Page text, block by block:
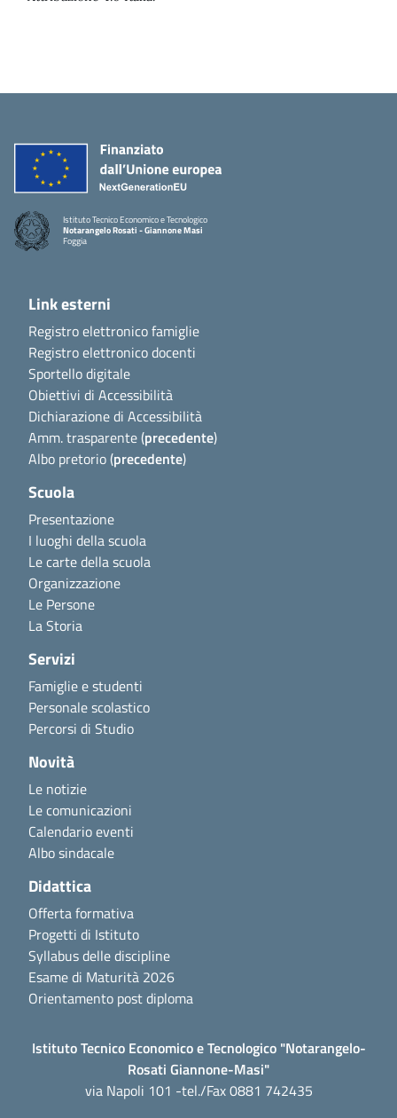
Istituto Tecnico Economico e Tecnologico
Notarangelo Rosati - Giannone Masi
Foggia
Link esterni
Registro elettronico famiglie
Registro elettronico docenti
Sportello digitale
Obiettivi di Accessibilità
Dichiarazione di Accessibilità
Amm. trasparente (precedente)
Albo pretorio (precedente)
Scuola
Presentazione
I luoghi della scuola
Le carte della scuola
Organizzazione
Le Persone
La Storia
Servizi
Famiglie e studenti
Personale scolastico
Percorsi di Studio
Novità
Le notizie
Le comunicazioni
Calendario eventi
Albo sindacale
Didattica
Offerta formativa
Progetti di Istituto
Syllabus delle discipline
Esame di Maturità 2026
Orientamento post diploma
Istituto Tecnico Economico e Tecnologico "Notarangelo-
Rosati Giannone-Masi"
via Napoli 101 -tel./Fax 0881 742435